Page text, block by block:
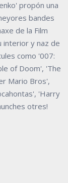
propón una
bandes
de la Film
interior y naz de
como '007:
of Doom', 'The
Mario Bros',
'Harry
otres!